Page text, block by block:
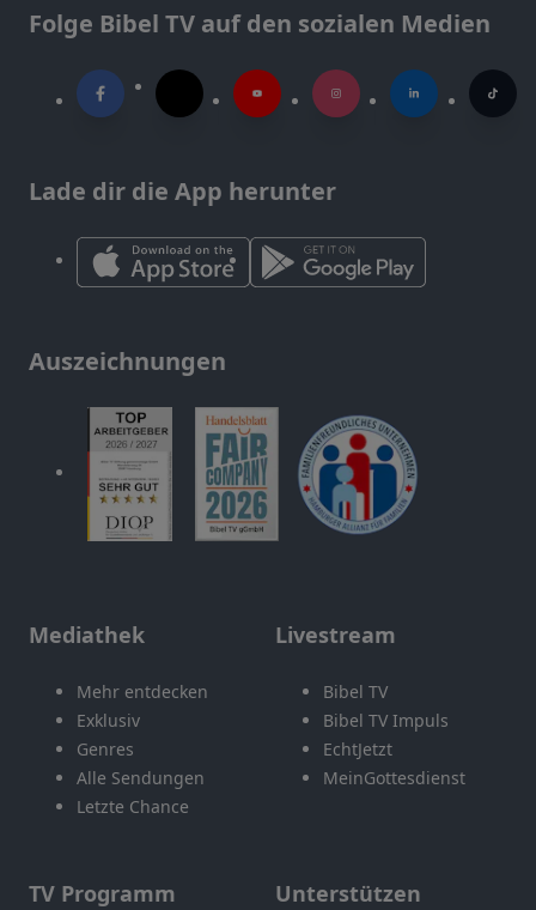
Folge Bibel TV auf den sozialen Medien
Lade dir die App herunter
Auszeichnungen
Mediathek
Mehr entdecken
Exklusiv
Genres
Alle Sendungen
Letzte Chance
Livestream
Bibel TV
Bibel TV Impuls
EchtJetzt
MeinGottesdienst
TV Programm Unterstützen